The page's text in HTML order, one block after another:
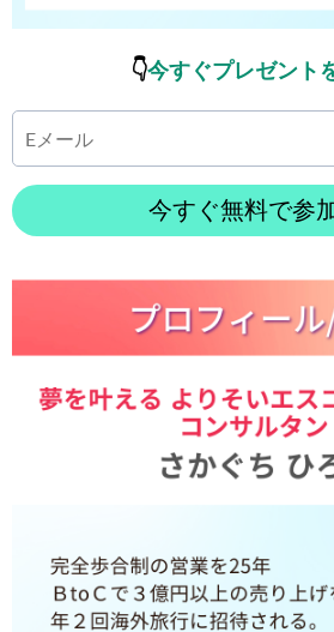
👇今すぐプレゼント
今すぐ無料で参